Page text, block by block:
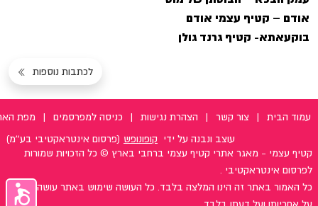
אודם – קטיף עצמי אודם
בוקעאתא- קטיף גרנד גולן
לכתבות נוספות
עמוד הבית | צור קשר | הצהרת נגישות | כניסה למפרסמים |
מפת
עוצב ונבנה על ידי קופונופש (פרסום אינטראקטיבי בע''מ)
קטיף עצמי - מאגר אתרי קטיף עצמי ברחבי בארץ © כל הזכויות שמורות
לפרסום אינטראקטיבי .
כל האמור באתר זה הינו המלצה בלבד. כל העושה שימוש באתר עושה זאת